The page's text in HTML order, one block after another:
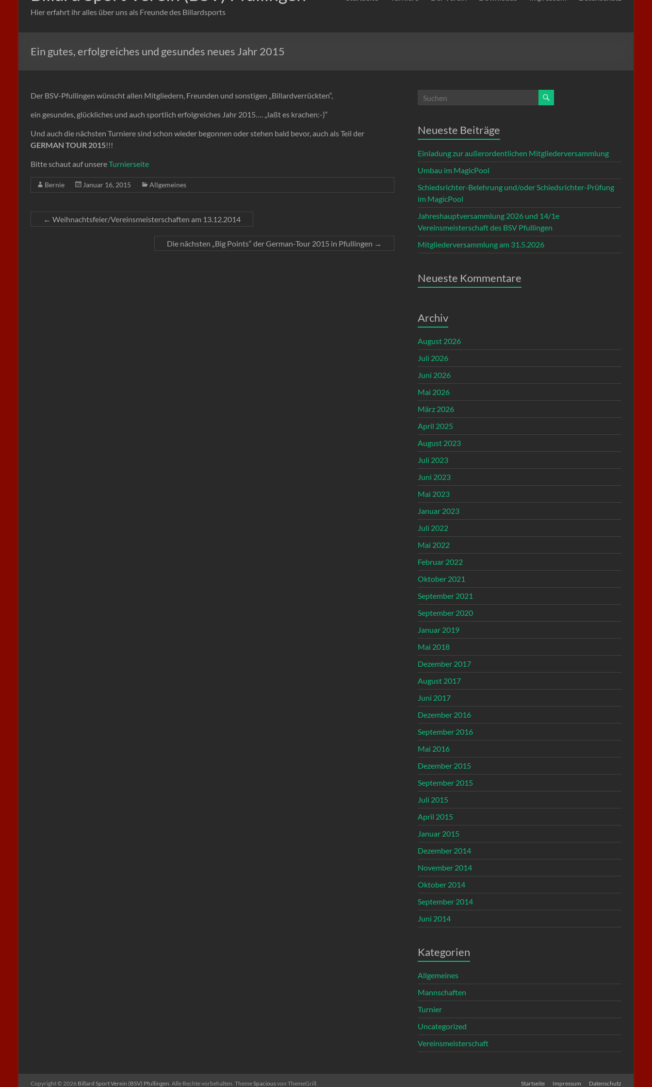
Hier erfahrt ihr alles über uns als Freunde des Billardsports
Ein gutes, erfolgreiches und gesundes neues Jahr 2015
Der BSV-Pfullingen wünscht allen Mitgliedern, Freunden und sonstigen „Billardverrückten“,
ein gesundes, glückliches und auch sportlich erfolgreiches Jahr 2015…. „laßt es krachen:-)“
Und auch die nächsten Turniere sind schon wieder begonnen oder stehen bald bevor, auch als Teil der
GERMAN TOUR 2015!!!
Bitte schaut auf unsereTurnierseite
Bernie Januar 16, 2015 Allgemeines
← Weihnachtsfeier/Vereinsmeisterschaften am 13.12.2014
Die nächsten „Big Points“ der German-Tour 2015 in Pfullingen →
Neueste Beiträge
Einladung zur außerordentlichen Mitgliederversammlung
Umbau im MagicPool
Schiedsrichter-Belehrung und/oder Schiedsrichter-Prüfung
im MagicPool
Jahreshauptversammlung 2026 und 14/1e
Vereinsmeisterschaft des BSV Pfullingen
Mitgliederversammlung am 31.5.2026
Neueste Kommentare
Archiv
August 2026
Juli 2026
Juni 2026
Mai 2026
März 2026
April 2025
August 2023
Juli 2023
Juni 2023
Mai 2023
Januar 2023
Juli 2022
Mai 2022
Februar 2022
Oktober 2021
September 2021
September 2020
Januar 2019
Mai 2018
Dezember 2017
August 2017
Juni 2017
Dezember 2016
September 2016
Mai 2016
Dezember 2015
September 2015
Juli 2015
April 2015
Januar 2015
Dezember 2014
November 2014
Oktober 2014
September 2014
Juni 2014
Kategorien
Allgemeines
Mannschaften
Turnier
Uncategorized
Vereinsmeisterschaft
Copyright © 2026 Billard Sport Verein (BSV) Pfullingen. Alle Rechte vorbehalten. ThemeSpaciousvon ThemeGrill. Startseite Impressum Datenschutz